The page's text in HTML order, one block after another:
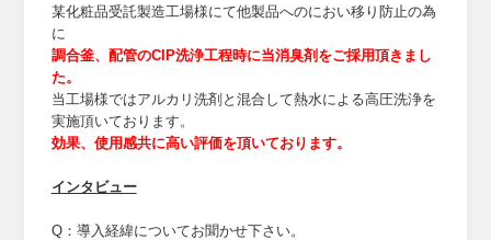
某化粧品受託製造工場様にて他製品へのにおい移り防止の為
に
調合釜、配管のCIP洗浄工程時に当消臭剤をご採用頂きまし
た。
当工場様ではアルカリ洗剤と混合して熱水による高圧洗浄を
実施頂いております。
効果、使用感共に高い評価を頂いております。
インタビュー
Q：導入経緯についてお聞かせ下さい。